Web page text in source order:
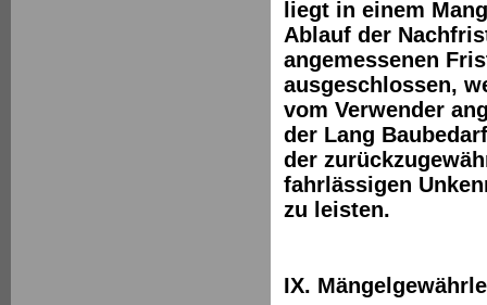
liegt in einem
Ablauf der
angemessenen
ausgeschlossen,
vom Verwender
der Lang
der
fahrlässigen
zu leisten.
IX.